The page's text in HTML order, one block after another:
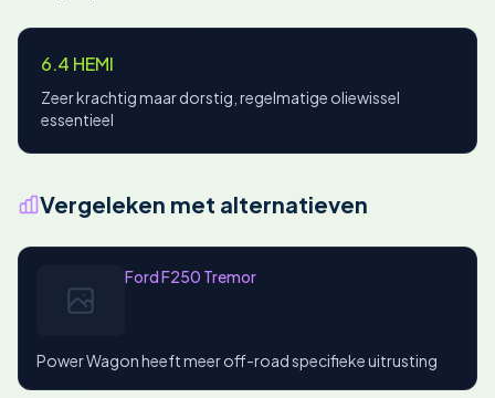
6.4 HEMI
Zeer krachtig maar dorstig, regelmatige oliewissel
essentieel
Vergeleken met alternatieven
Ford F250 Tremor
Power Wagon heeft meer off-road specifieke uitrusting